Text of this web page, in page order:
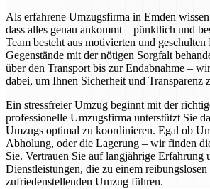
Als erfahrene Umzugsfirma in Emden
dass alles genau ankommt – pünktlich und
Team besteht aus motivierten und
Gegenstände mit der nötigen Sorgfalt
über den Transport bis zur Endabnahme –
dabei, um Ihnen Sicherheit und Transparenz
Ein stressfreier Umzug beginnt mit der
professionelle Umzugsfirma unterstützt Sie
Umzugs optimal zu koordinieren. Egal ob
Abholung, oder die Lagerung – wir finden
Sie. Vertrauen Sie auf langjährige Erfahrung
Dienstleistungen, die zu einem reibungslosen
zufriedenstellenden Umzug führen.